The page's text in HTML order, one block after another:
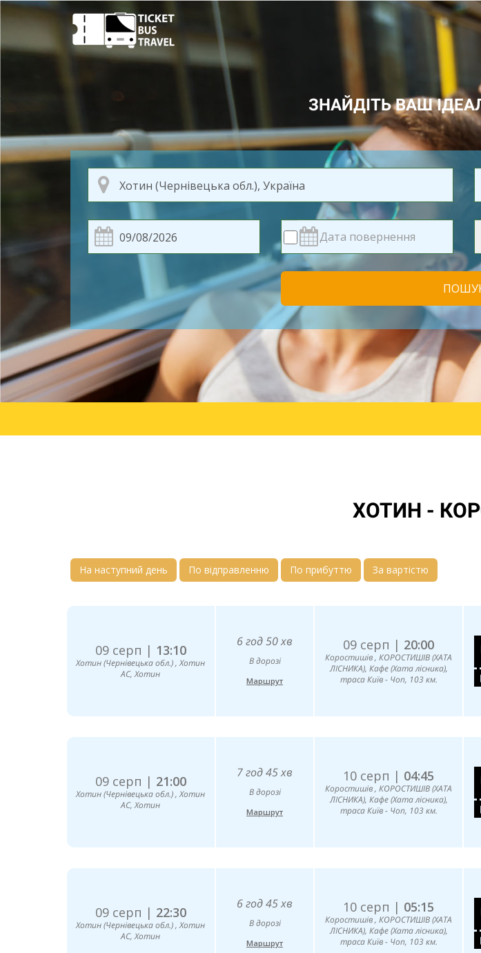
ЗНАЙДІТЬ ВАШ
ХОТИН -
На наступний день По відправленню По прибуттю За вартістю
09 серп | 13:10
Хотин (Чернівецька обл.) , Хотин
АС, Хотин
6 год 50 хв
В дорозі
Маршрут
09 серп | 20:00
Коростишів , КОРОСТИШІВ (ХАТА
ЛІСНИКА), Кафе (Хата лісника),
траса Київ - Чоп, 103 км.
09 серп | 21:00
Хотин (Чернівецька обл.) , Хотин
АС, Хотин
7 год 45 хв
В дорозі
Маршрут
10 серп | 04:45
Коростишів , КОРОСТИШІВ (ХАТА
ЛІСНИКА), Кафе (Хата лісника),
траса Київ - Чоп, 103 км.
09 серп | 22:30
Хотин (Чернівецька обл.) , Хотин
АС, Хотин
6 год 45 хв
В дорозі
Маршрут
10 серп | 05:15
Коростишів , КОРОСТИШІВ (ХАТА
ЛІСНИКА), Кафе (Хата лісника),
траса Київ - Чоп, 103 км.